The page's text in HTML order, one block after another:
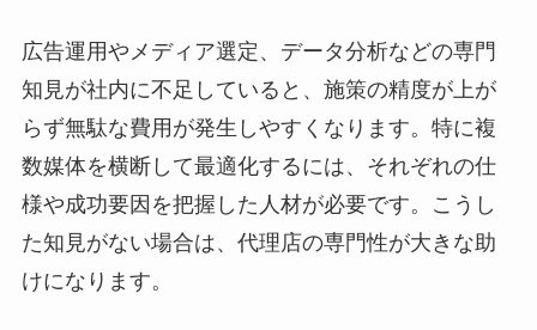
広告運用やメディア選定、データ分析などの専門
知見が社内に不足していると、施策の精度が上が
らず無駄な費用が発生しやすくなります。特に複
数媒体を横断して最適化するには、それぞれの仕
様や成功要因を把握した人材が必要です。こうし
た知見がない場合は、代理店の専門性が大きな助
けになります。